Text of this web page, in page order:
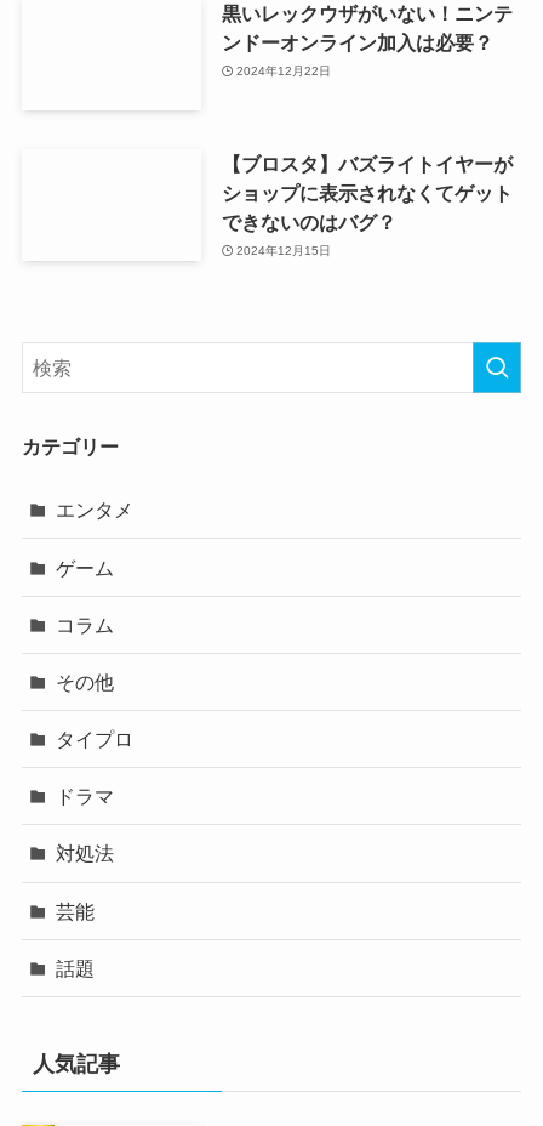
黒いレックウザがいない！ニンテ
ンドーオンライン加入は必要？
2024年12月22日
【ブロスタ】バズライトイヤーが
ショップに表示されなくてゲット
できないのはバグ？
2024年12月15日
カテゴリー
エンタメ
ゲーム
コラム
その他
タイプロ
ドラマ
対処法
芸能
話題
人気記事